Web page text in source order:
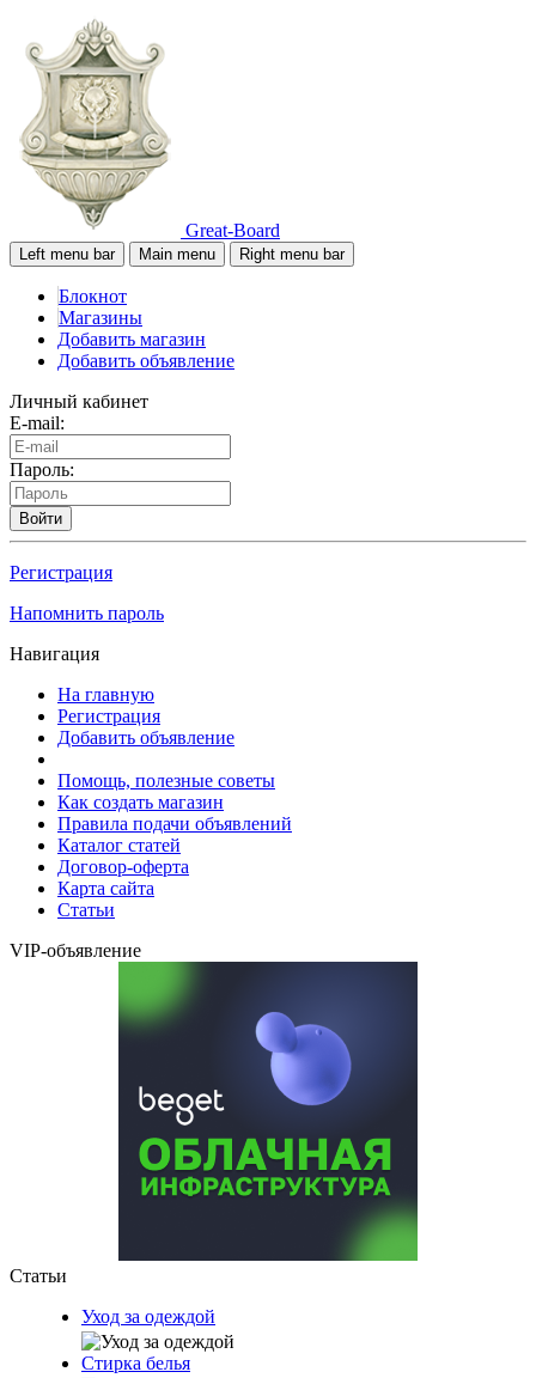
Great-Board
Left menu bar Main menu Right menu bar
Блокнот
Магазины
Добавить магазин
Добавить объявление
Личный кабинет
E-mail:
Пароль:
Войти
Регистрация
Напомнить пароль
Навигация
На главную
Регистрация
Добавить объявление
Помощь, полезные советы
Как создать магазин
Правила подачи объявлений
Каталог статей
Договор-оферта
Карта сайта
Статьи
VIP-объявление
Статьи
Уход за одеждой
Стирка белья